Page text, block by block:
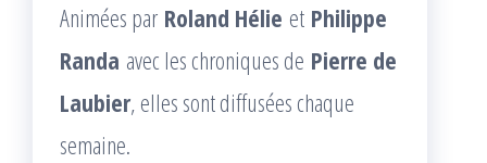
Animées par Roland Hélie et Philippe
Randa avec les chroniques de Pierre de
Laubier, elles sont diffusées chaque
semaine.